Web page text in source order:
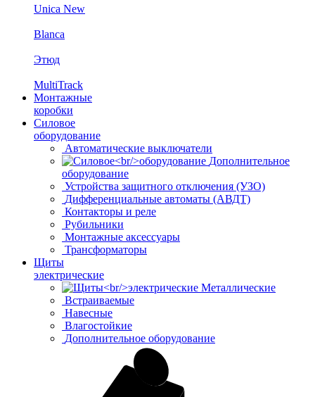
Unica New
Blanca
Этюд
MultiTrack
Монтажные
коробки
Силовое
оборудование
Автоматические выключатели
Дополнительное
оборудование
Устройства защитного отключения (УЗО)
Дифференциальные автоматы (АВДТ)
Контакторы и реле
Рубильники
Монтажные аксессуары
Трансформаторы
Щиты
электрические
Металлические
Встраиваемые
Навесные
Влагостойкие
Дополнительное оборудование